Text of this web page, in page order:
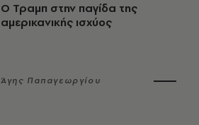
Ο Τραμπ στην παγίδα της
αμερικανικής ισχύος
Άγης Παπαγεωργίου